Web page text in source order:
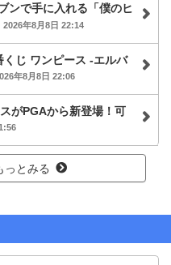
ンで手に入れる「僕のヒ
2026年8月8日 22:14
くじ ワンピース -エルバ
年8月8日 22:06
がPGAから新登場！可
っとみる